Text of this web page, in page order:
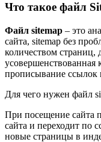
Что такое файл
Файл sitemap – это
сайта, sitemap без
количеством страниц,
усовершенствованная
прописывание ссылок
Для чего нужен файл
При посещение сайта
сайта и переходит по
новые страницы в